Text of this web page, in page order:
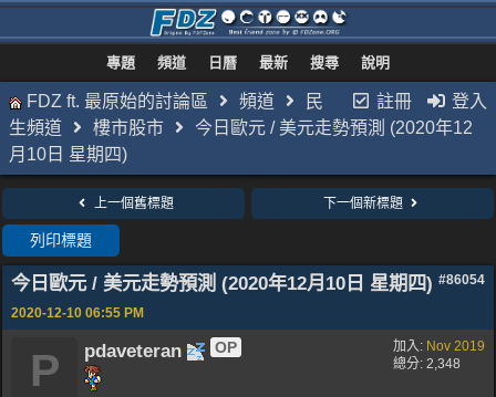
專題 頻道 日曆 最新 搜尋 說明
註冊 登入
FDZ ft. 最原始的討論區 頻道
民
生頻道
樓市股市
今日歐元 / 美元走勢預測 (2020年12
月10日 星期四)
上一個舊標題 下一個新標題
列印標題
今日歐元 / 美元走勢預測 (2020年12月10日 星期四) #86054
2020-12-10 06:55 PM
加入: Nov 2019
總分: 2,348
P pdaveteran OP